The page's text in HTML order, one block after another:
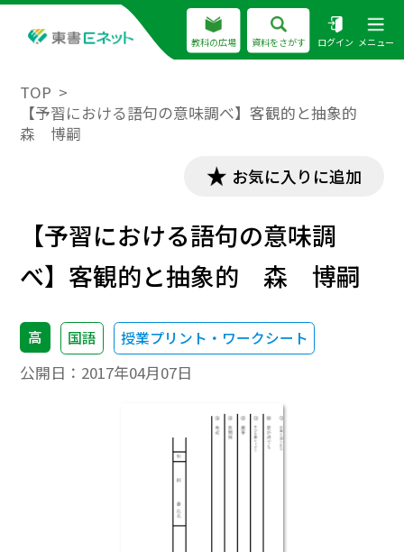
教科の広場 資料をさがす ログイン メニュー
TOP
【予習における語句の意味調べ】客観的と抽象的
森 博嗣
お気に入りに追加
【予習における語句の意味調
べ】客観的と抽象的 森 博嗣
高 国語 授業プリント・ワークシート
公開日： 2017年04月07日